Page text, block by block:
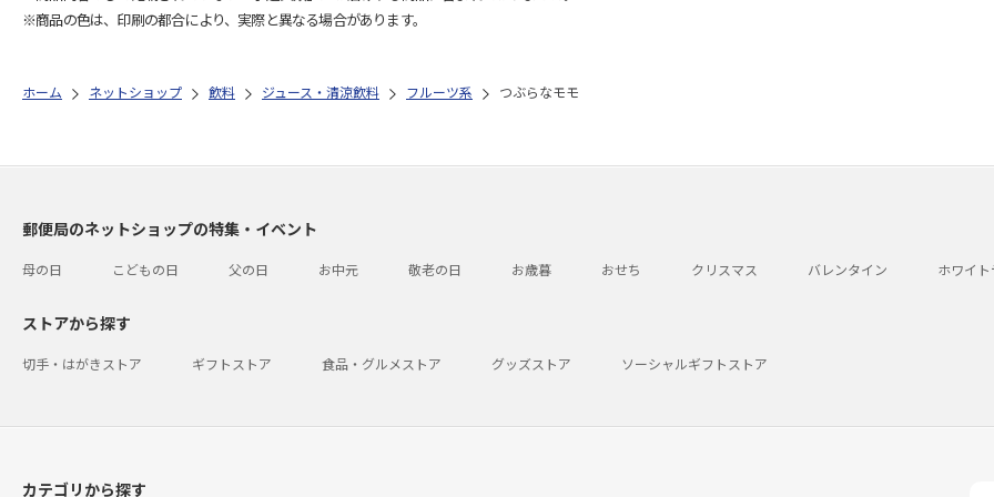
※商品の色は、印刷の都合により、実際と異なる場合があります。
ホーム ネットショップ 飲料 ジュース・清涼飲料 フルーツ系 つぶらなモモ
郵便局のネットショップの特集・イベント
母の日 こどもの日 父の日 お中元 敬老の日 お歳暮 おせち クリスマス バレンタイン ホワイ
ストアから探す
切手・はがきストア ギフトストア 食品・グルメストア グッズストア ソーシャルギフトストア
カテゴリから探す